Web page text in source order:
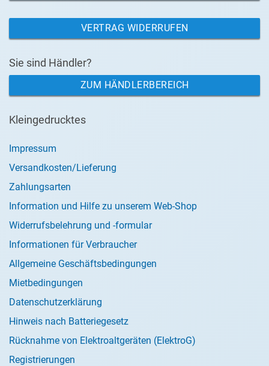
VERTRAG WIDERRUFEN
Sie sind Händler?
ZUM HÄNDLERBEREICH
Kleingedrucktes
Impressum
Versandkosten/Lieferung
Zahlungsarten
Information und Hilfe zu unserem Web-Shop
Widerrufsbelehrung und -formular
Informationen für Verbraucher
Allgemeine Geschäftsbedingungen
Mietbedingungen
Datenschutzerklärung
Hinweis nach Batteriegesetz
Rücknahme von Elektroaltgeräten (ElektroG)
Registrierungen